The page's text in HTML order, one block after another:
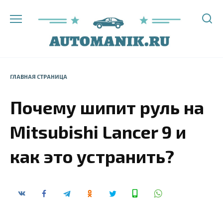
ГЛАВНАЯ СТРАНИЦА
Почему шипит руль на
Mitsubishi Lancer 9 и
как это устранить?